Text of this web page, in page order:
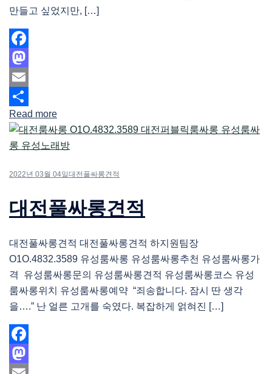
만들고 싶었지만, […]
Facebook
Mastodon
Email
Share
Read more
2022년 03월 04일 대전풀싸롱견적
대전풀싸롱견적
대전풀싸롱견적 대전풀싸롱견적 하지원팀장
O1O.4832.3589 유성룸싸롱 유성룸싸롱추천 유성룸싸롱가
격 유성룸싸롱문의 유성룸싸롱견적 유성룸싸롱코스 유성
룸싸롱위치 유성룸싸롱예약 “죄송합니다. 잠시 딴 생각
을….” 난 얼른 고개를 숙였다. 복잡하게 얽혀진 […]
Facebook